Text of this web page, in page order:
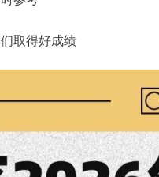
取得好成绩